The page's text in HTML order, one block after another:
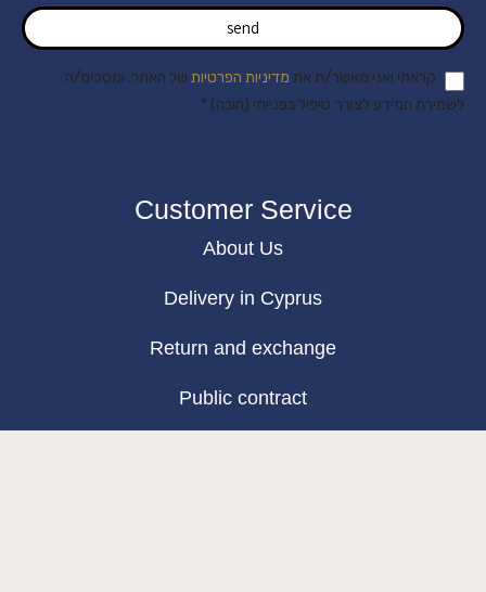
send
קראתי ואני מאשר/ת את מדיניות הפרטיות של האתר, ומסכים/ה
לשמירת המידע לצורך טיפול בפנייתי (חובה) *
Customer Service
About Us
Delivery in Cyprus
Return and exchange
Public contract